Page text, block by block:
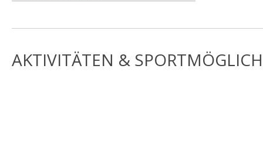
AKTIVITÄTEN &